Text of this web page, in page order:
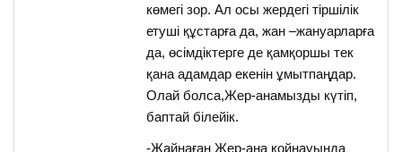
көмегі зор. Ал осы жердегі тіршілік
етуші құстарға да, жан –жануарларға
да, өсімдіктерге де қамқоршы тек
қана адамдар екенін ұмытпаңдар.
Олай болса,Жер-анамызды күтіп,
баптай білейік.
-Жайнаған Жер-ана қойнауында